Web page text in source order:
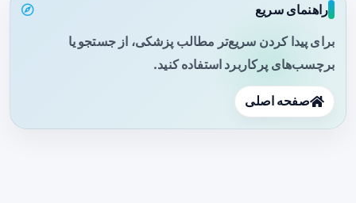
راهنمای سریع
برای پیدا کردن سریع‌تر مطالب پزشکی، از جستجو یا
برچسب‌های پرکاربرد استفاده کنید.
صفحه اصلی